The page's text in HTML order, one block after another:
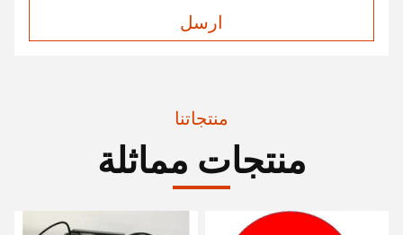
ارسل
منتجاتنا
منتجات مماثلة